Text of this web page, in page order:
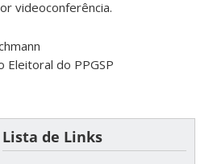
videoconferência.
Eleitoral do PPGSP
Lista de Links